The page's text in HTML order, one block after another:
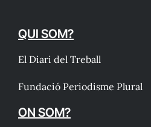
QUI SOM?
El Diari del Treball
Fundació Periodisme Plural
ON SOM?